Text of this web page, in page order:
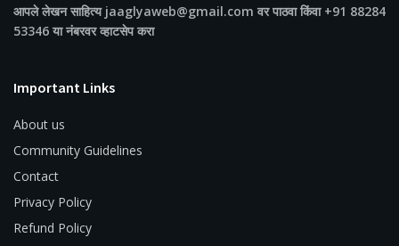
आपले लेखन साहित्य jaaglyaweb@gmail.com वर पाठवा किंवा +91 88284
53346 या नंबरवर व्हाटसेप करा
Important Links
About us
Community Guidelines
Contact
Privacy Policy
Refund Policy